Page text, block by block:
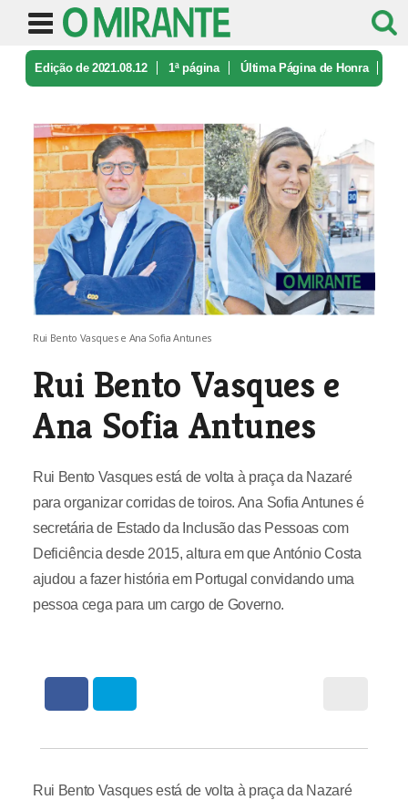
Edição de 2021.08.12 1ª página Última Página de Honra
Rui Bento Vasques e Ana Sofia Antunes
Rui Bento Vasques e
Ana Sofia Antunes
Rui Bento Vasques está de volta à praça da Nazaré
para organizar corridas de toiros. Ana Sofia Antunes é
secretária de Estado da Inclusão das Pessoas com
Deficiência desde 2015, altura em que António Costa
ajudou a fazer história em Portugal convidando uma
pessoa cega para um cargo de Governo.
Rui Bento Vasques está de volta à praça da Nazaré